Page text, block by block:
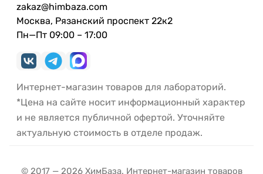
zakaz@himbaza.com
Москва, Рязанский проспект 22к2
Пн—Пт 09:00 – 17:00
Интернет-магазин товаров для лабораторий.
*Цена на сайте носит информационный характер
и не является публичной офертой. Уточняйте
актуальную стоимость в отделе продаж.
© 2017 — 2026 ХимБаза. Интернет-магазин товаров